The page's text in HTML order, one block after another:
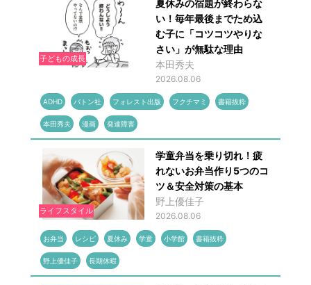
子どもの成長
夏休みの宿題が終わらな
い！毎年最後までため込
む子に「コツコツやりな
さい」が無駄な理由
本田秀夫
2026.08.06
ADHD バトン社 フォレスト出版 フクチマミ 書籍抜粋
本田秀夫 漫画 発達障害
ライフスタイル
学童弁当を乗り切れ！疲
れないお弁当作り5つのコ
ツ＆安全対策の基本
野上優佳子
2026.08.06
お弁当 レシピ 夏休み 学童 小学館 書籍抜粋
野上優佳子 長期休暇